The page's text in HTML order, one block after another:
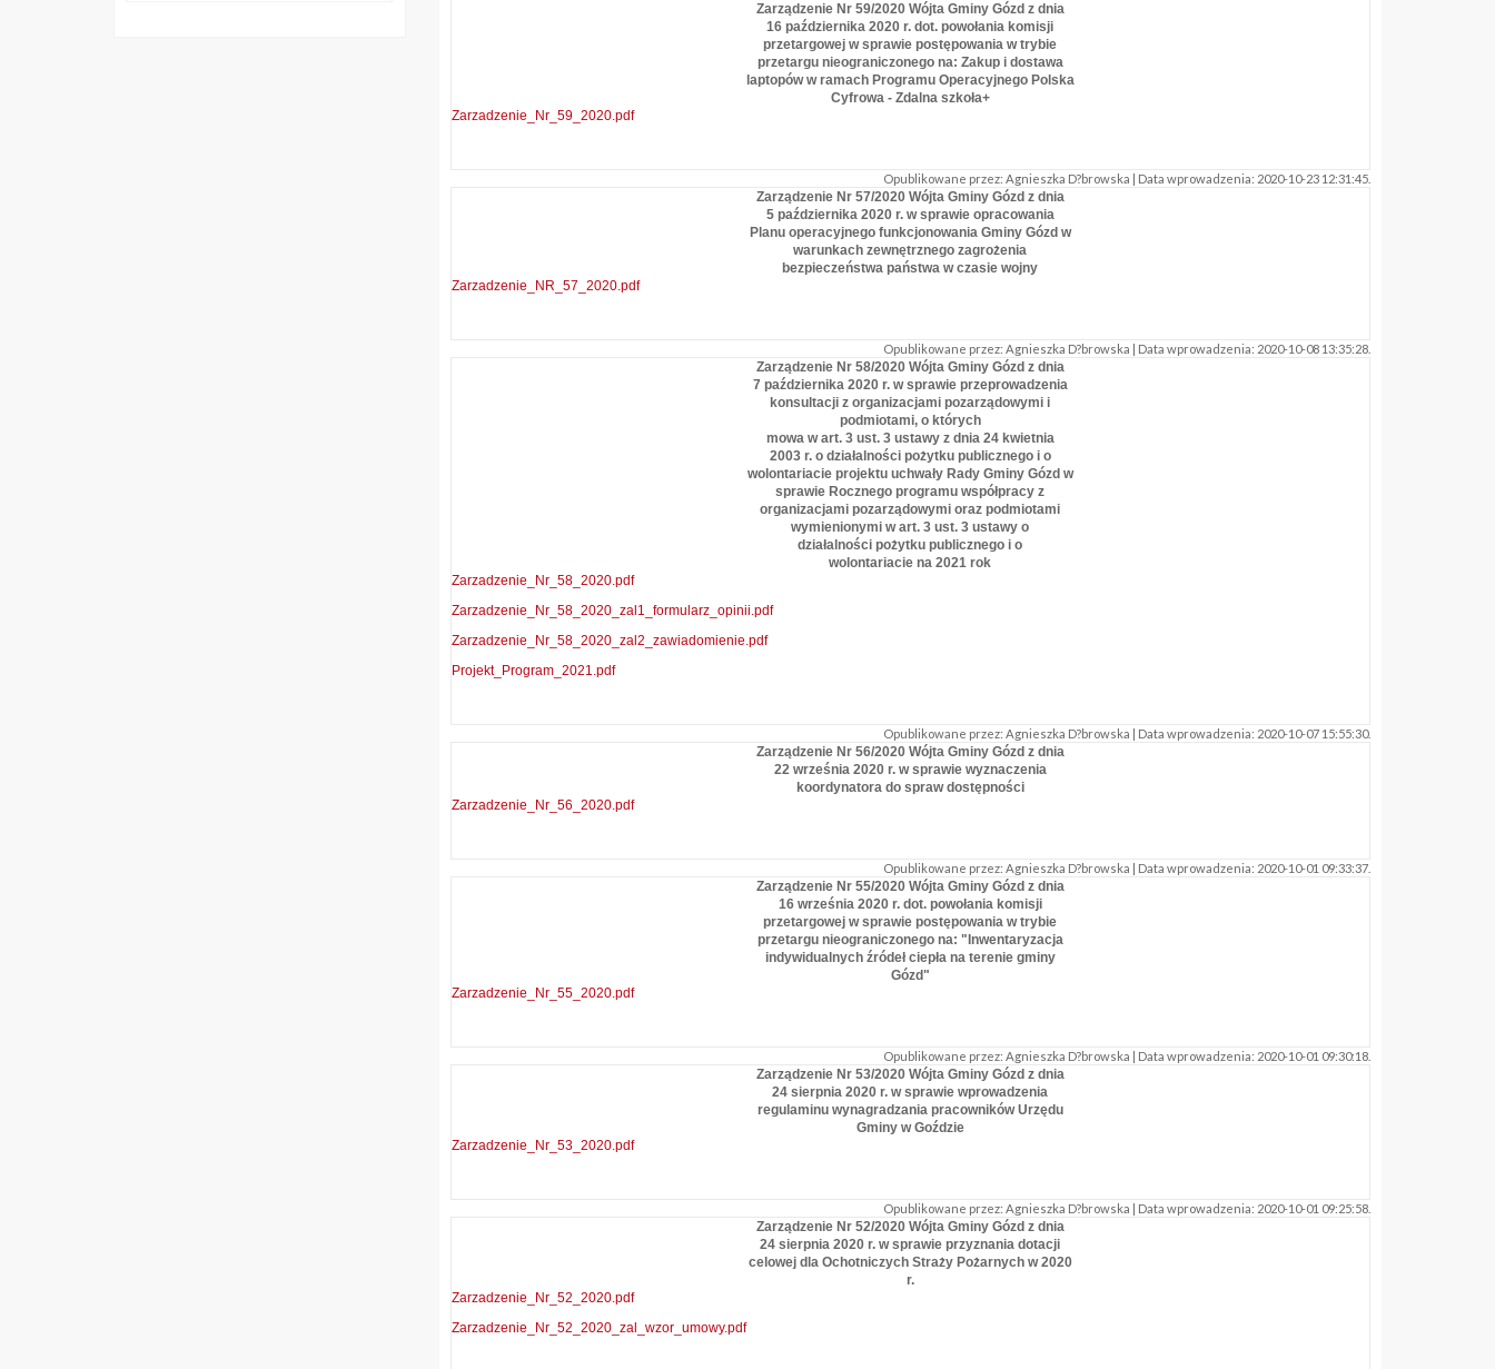
Zarządzenie Nr 59/2020 Wójta Gminy Gózd z dnia
16 października 2020 r. dot. powołania komisji
przetargowej w sprawie postępowania w trybie
przetargu nieograniczonego na: Zakup i dostawa
laptopów w ramach Programu Operacyjnego Polska
Cyfrowa - Zdalna szkoła+
Zarzadzenie_Nr_59_2020.pdf
Opublikowane przez: Agnieszka D?browska | Data wprowadzenia: 2020-10-23 12:31:45.
Zarządzenie Nr 57/2020 Wójta Gminy Gózd z dnia
5 października 2020 r. w sprawie opracowania
Planu operacyjnego funkcjonowania Gminy Gózd w
warunkach zewnętrznego zagrożenia
bezpieczeństwa państwa w czasie wojny
Zarzadzenie_NR_57_2020.pdf
Opublikowane przez: Agnieszka D?browska | Data wprowadzenia: 2020-10-08 13:35:28.
Zarządzenie Nr 58/2020 Wójta Gminy Gózd z dnia
7 października 2020 r. w sprawie przeprowadzenia
konsultacji z organizacjami pozarządowymi i
podmiotami, o których
mowa w art. 3 ust. 3 ustawy z dnia 24 kwietnia
2003 r. o działalności pożytku publicznego i o
wolontariacie projektu uchwały Rady Gminy Gózd w
sprawie Rocznego programu współpracy z
organizacjami pozarządowymi oraz podmiotami
wymienionymi w art. 3 ust. 3 ustawy o
działalności pożytku publicznego i o
wolontariacie na 2021 rok
Zarzadzenie_Nr_58_2020.pdf
Zarzadzenie_Nr_58_2020_zal1_formularz_opinii.pdf
Zarzadzenie_Nr_58_2020_zal2_zawiadomienie.pdf
Projekt_Program_2021.pdf
Opublikowane przez: Agnieszka D?browska | Data wprowadzenia: 2020-10-07 15:55:30.
Zarządzenie Nr 56/2020 Wójta Gminy Gózd z dnia
22 września 2020 r. w sprawie wyznaczenia
koordynatora do spraw dostępności
Zarzadzenie_Nr_56_2020.pdf
Opublikowane przez: Agnieszka D?browska | Data wprowadzenia: 2020-10-01 09:33:37.
Zarządzenie Nr 55/2020 Wójta Gminy Gózd z dnia
16 września 2020 r. dot. powołania komisji
przetargowej w sprawie postępowania w trybie
przetargu nieograniczonego na: "Inwentaryzacja
indywidualnych źródeł ciepła na terenie gminy
Gózd"
Zarzadzenie_Nr_55_2020.pdf
Opublikowane przez: Agnieszka D?browska | Data wprowadzenia: 2020-10-01 09:30:18.
Zarządzenie Nr 53/2020 Wójta Gminy Gózd z dnia
24 sierpnia 2020 r. w sprawie wprowadzenia
regulaminu wynagradzania pracowników Urzędu
Gminy w Goździe
Zarzadzenie_Nr_53_2020.pdf
Opublikowane przez: Agnieszka D?browska | Data wprowadzenia: 2020-10-01 09:25:58.
Zarządzenie Nr 52/2020 Wójta Gminy Gózd z dnia
24 sierpnia 2020 r. w sprawie przyznania dotacji
celowej dla Ochotniczych Straży Pożarnych w 2020
r.
Zarzadzenie_Nr_52_2020.pdf
Zarzadzenie_Nr_52_2020_zal_wzor_umowy.pdf